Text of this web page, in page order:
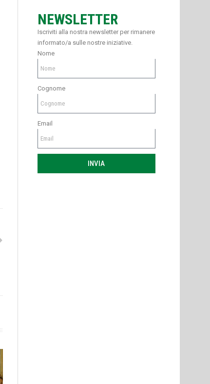
NEWSLETTER
Iscriviti alla nostra newsletter per rimanere
informato/a sulle nostre iniziative.
Nome
Cognome
Email
INVIA